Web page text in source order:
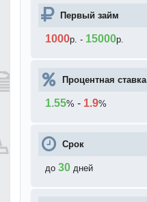
Первый займ
1000р. - 15000р.
Процентная ставка
1.55% - 1.9%
Срок
до 30 дней